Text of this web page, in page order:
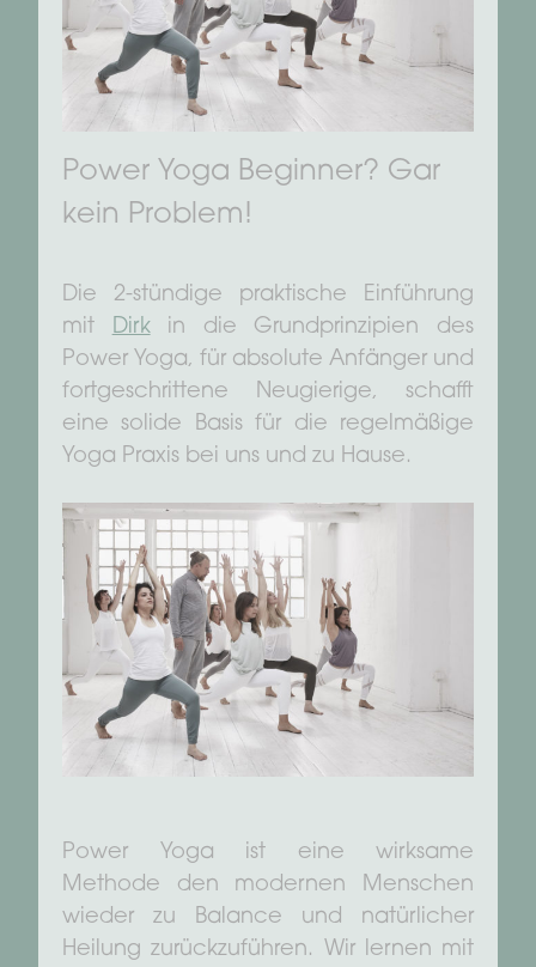
Power Yoga Beginner? Gar
kein Problem!
Die 2-stündige praktische Einführung
mit Dirkin die Grundprinzipien des
Power Yoga, für absolute Anfänger und
fortgeschrittene Neugierige, schafft
eine solide Basis für die regelmäßige
Yoga Praxis bei uns und zu Hause.
Power Yoga ist eine wirksame
Methode den modernen Menschen
wieder zu Balance und natürlicher
Heilung zurückzuführen. Wir lernen mit